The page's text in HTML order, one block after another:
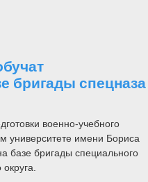
бригады спецназа
военно-учебного
университете имени Бориса
базе бригады специального